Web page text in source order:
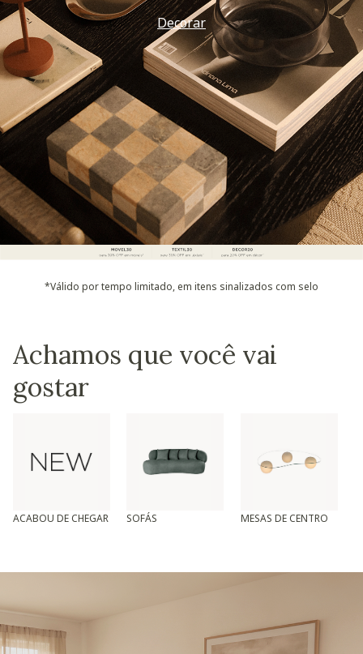
Decorar
*Válido por tempo limitado, em itens sinalizados com selo
Achamos que você vai
gostar
ACABOU DE CHEGAR SOFÁS MESAS DE CENTRO